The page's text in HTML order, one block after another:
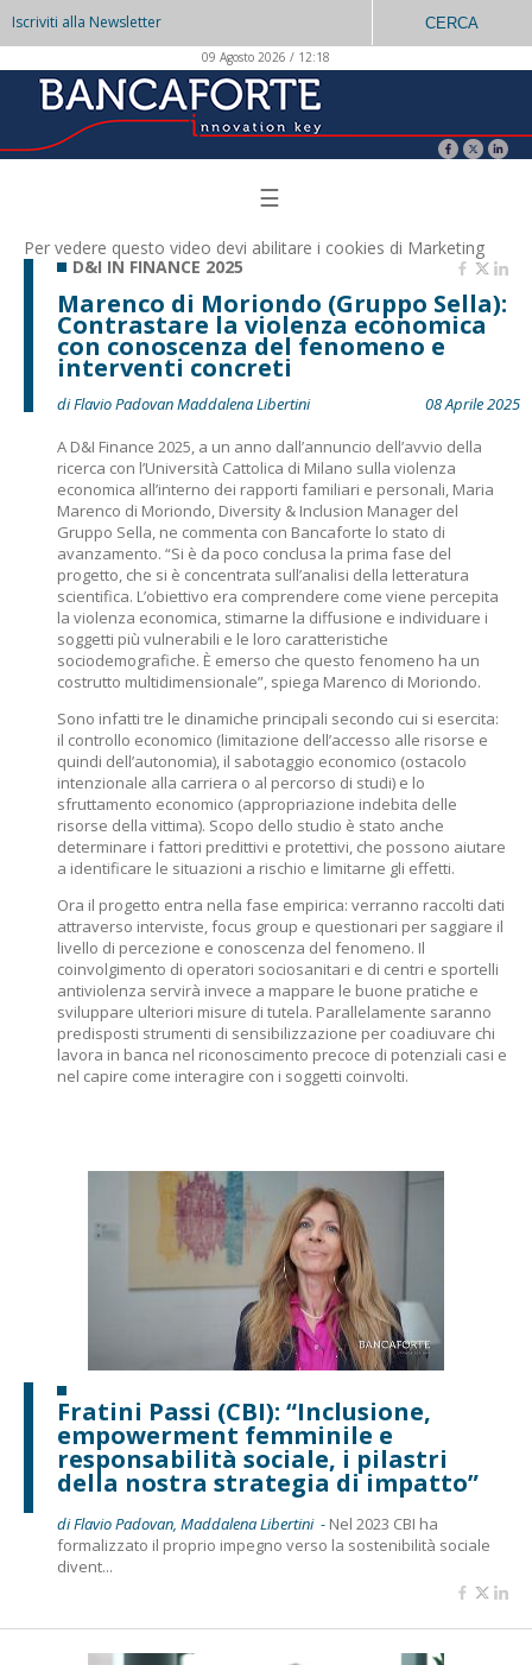
Iscriviti alla Newsletter CERCA
09 Agosto 2026 / 12:18
☰
Per vedere questo video devi abilitare i cookies di Marketing
D&I IN FINANCE 2025
Marenco di Moriondo (Gruppo Sella):
Contrastare la violenza economica
con conoscenza del fenomeno e
interventi concreti
di Flavio Padovan Maddalena Libertini
08 Aprile 2025
A D&I Finance 2025, a un anno dall’annuncio dell’avvio della
ricerca con l’Università Cattolica di Milano sulla violenza
economica all’interno dei rapporti familiari e personali, Maria
Marenco di Moriondo, Diversity & Inclusion Manager del
Gruppo Sella, ne commenta con Bancaforte lo stato di
avanzamento. “Si è da poco conclusa la prima fase del
progetto, che si è concentrata sull’analisi della letteratura
scientifica. L’obiettivo era comprendere come viene percepita
la violenza economica, stimarne la diffusione e individuare i
soggetti più vulnerabili e le loro caratteristiche
sociodemografiche. È emerso che questo fenomeno ha un
costrutto multidimensionale”, spiega Marenco di Moriondo.
Sono infatti tre le dinamiche principali secondo cui si esercita:
il controllo economico (limitazione dell’accesso alle risorse e
quindi dell’autonomia), il sabotaggio economico (ostacolo
intenzionale alla carriera o al percorso di studi) e lo
sfruttamento economico (appropriazione indebita delle
risorse della vittima). Scopo dello studio è stato anche
determinare i fattori predittivi e protettivi, che possono aiutare
a identificare le situazioni a rischio e limitarne gli effetti.
Ora il progetto entra nella fase empirica: verranno raccolti dati
attraverso interviste, focus group e questionari per saggiare il
livello di percezione e conoscenza del fenomeno. Il
coinvolgimento di operatori sociosanitari e di centri e sportelli
antiviolenza servirà invece a mappare le buone pratiche e
sviluppare ulteriori misure di tutela. Parallelamente saranno
predisposti strumenti di sensibilizzazione per coadiuvare chi
lavora in banca nel riconoscimento precoce di potenziali casi e
nel capire come interagire con i soggetti coinvolti.
Fratini Passi (CBI): “Inclusione,
empowerment femminile e
responsabilità sociale, i pilastri
della nostra strategia di impatto”
di Flavio Padovan, Maddalena Libertini - Nel 2023 CBI ha
formalizzato il proprio impegno verso la sostenibilità sociale
divent...